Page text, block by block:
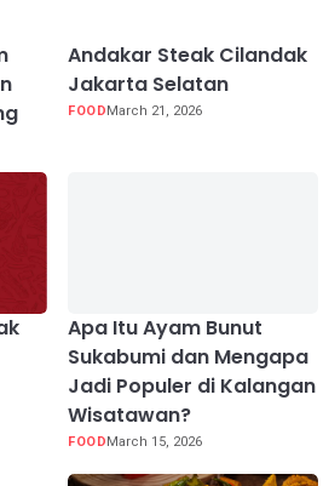
Andakar Steak Cilandak
Jakarta Selatan
FOOD March 21, 2026
Apa Itu Ayam Bunut
Sukabumi dan Mengapa
Jadi Populer di Kalangan
Wisatawan?
FOODMarch 15, 2026